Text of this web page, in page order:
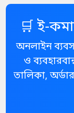
🛒 ই-
অনলাইন
ও
তালিকা,